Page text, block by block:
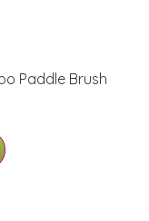
Paddle Brush